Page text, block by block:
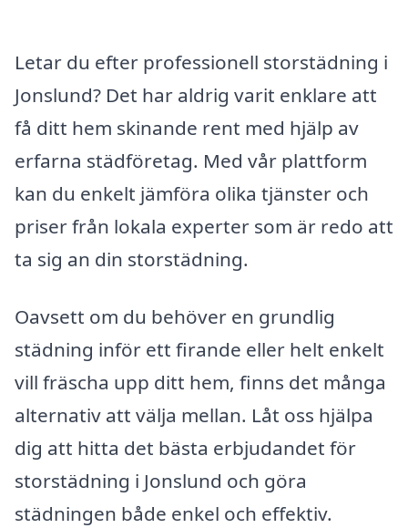
Letar du efter professionell storstädning i
Jonslund? Det har aldrig varit enklare att
få ditt hem skinande rent med hjälp av
erfarna städföretag. Med vår plattform
kan du enkelt jämföra olika tjänster och
priser från lokala experter som är redo att
ta sig an din storstädning.
Oavsett om du behöver en grundlig
städning inför ett firande eller helt enkelt
vill fräscha upp ditt hem, finns det många
alternativ att välja mellan. Låt oss hjälpa
dig att hitta det bästa erbjudandet för
storstädning i Jonslund och göra
städningen både enkel och effektiv.